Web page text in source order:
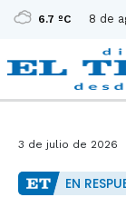
6.7 ºC 8 de
3 de julio de 2026
EN